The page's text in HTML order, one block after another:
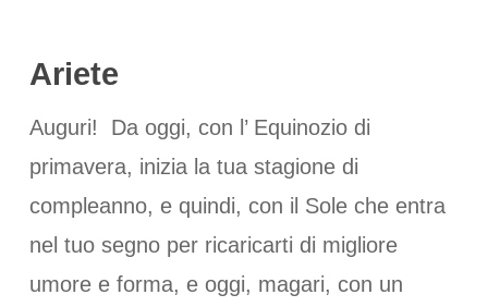
Ariete
Auguri! Da oggi, con l’ Equinozio di
primavera, inizia la tua stagione di
compleanno, e quindi, con il Sole che entra
nel tuo segno per ricaricarti di migliore
umore e forma, e oggi, magari, con un